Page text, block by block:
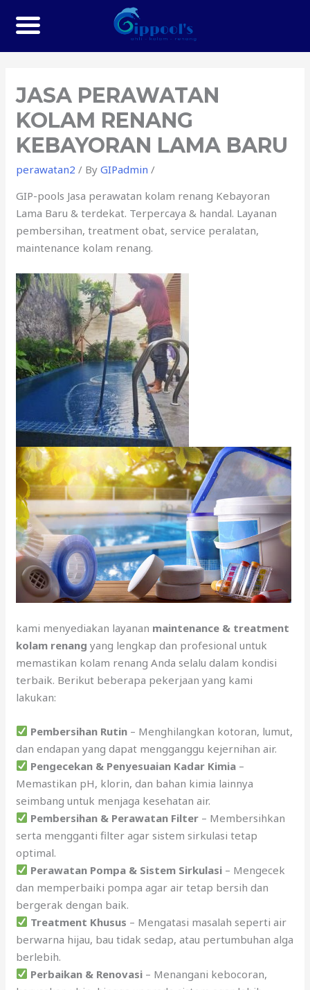
JASA PERAWATAN
KOLAM RENANG
KEBAYORAN LAMA BARU
perawatan2 / ByGIPadmin /
GIP-pools Jasa perawatan kolam renang Kebayoran
Lama Baru & terdekat. Terpercaya & handal. Layanan
pembersihan, treatment obat, service peralatan,
maintenance kolam renang.
kami menyediakan layanan maintenance & treatment
kolam renang yang lengkap dan profesional untuk
memastikan kolam renang Anda selalu dalam kondisi
terbaik. Berikut beberapa pekerjaan yang kami
lakukan:
Pembersihan Rutin – Menghilangkan kotoran, lumut,
dan endapan yang dapat mengganggu kejernihan air.
Pengecekan & Penyesuaian Kadar Kimia –
Memastikan pH, klorin, dan bahan kimia lainnya
seimbang untuk menjaga kesehatan air.
Pembersihan & Perawatan Filter – Membersihkan
serta mengganti filter agar sistem sirkulasi tetap
optimal.
Perawatan Pompa & Sistem Sirkulasi – Mengecek
dan memperbaiki pompa agar air tetap bersih dan
bergerak dengan baik.
Treatment Khusus – Mengatasi masalah seperti air
berwarna hijau, bau tidak sedap, atau pertumbuhan alga
berlebih.
Perbaikan & Renovasi – Menangani kebocoran,